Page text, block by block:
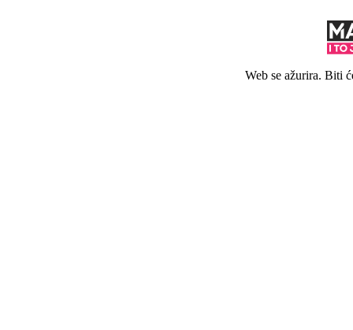
Web se ažurira. Biti